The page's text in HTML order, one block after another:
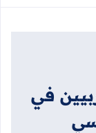
في